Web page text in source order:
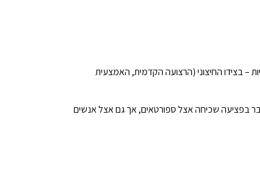
– בצידו החיצוני (הרצועה הקדמית, האמצעית
בפציעה שכיחה אצל ספורטאים, אך גם אצל אנשים